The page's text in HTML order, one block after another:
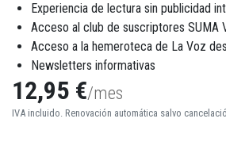
Experiencia de lectura sin publicidad
Acceso al club de suscriptores SUMA
Acceso a la hemeroteca de La Voz
Newsletters informativas
12,95 €/mes
IVA incluido. Renovación automática salvo